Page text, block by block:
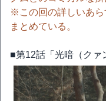
※この回の詳しいあら
まとめている。
■第12話「光暗（クァ